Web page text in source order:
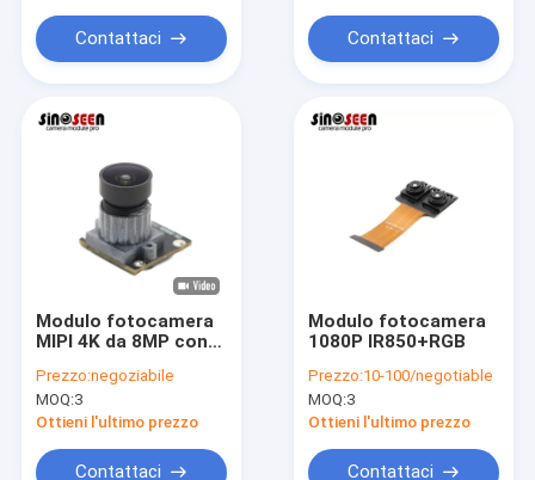
Video
Mostra VR
Controllo di qualità
Contattaci
Contattaci Contattaci
Modulo fotocamera
MIPI 4K da 8MP con
Prezzo:negoziabile
MOQ:3
Ottieni l'ultimo prezzo
Contattaci
Modulo fotocamera
1080P IR850+RGB
Prezzo:10-100/negotiable
MOQ:3
Ottieni l'ultimo prezzo
Contattaci